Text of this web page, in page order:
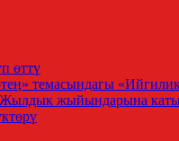
өттү
темасындагы
Жылдык жыйындарына